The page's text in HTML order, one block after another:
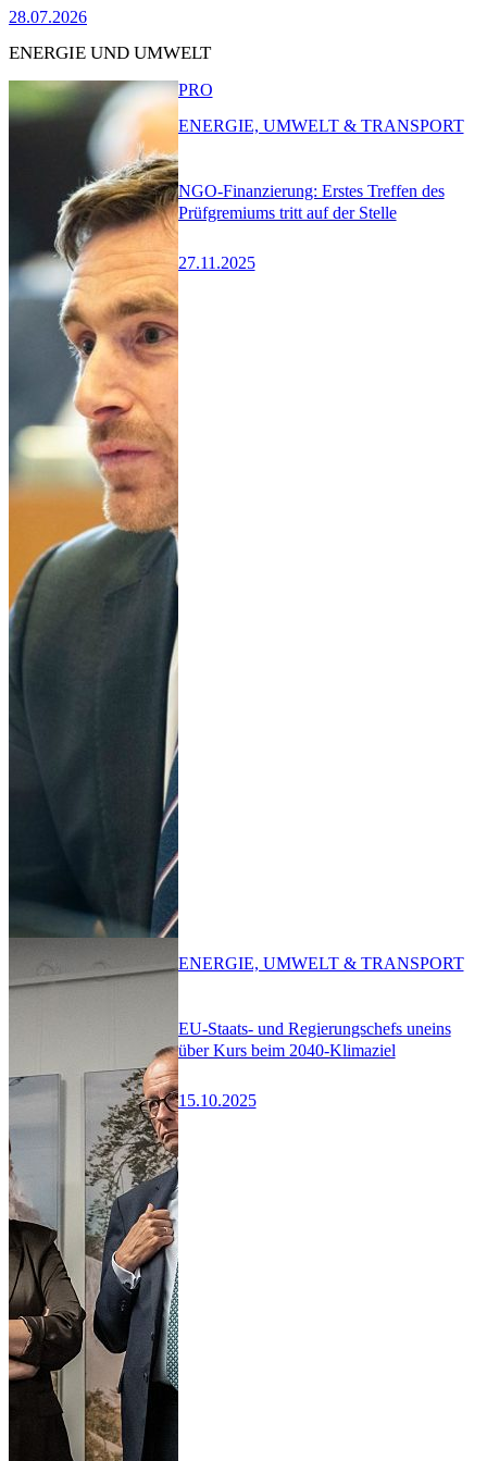
28.07.2026
ENERGIE UND UMWELT
NGO-Finanzierung: Erstes Treffen des
Prüfgremiums tritt auf der Stelle
27.11.2025
PRO
ENERGIE, UMWELT & TRANSPORT
EU-Staats- und Regierungschefs uneins
über Kurs beim 2040-Klimaziel
15.10.2025
ENERGIE, UMWELT & TRANSPORT